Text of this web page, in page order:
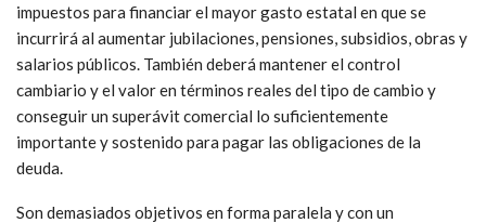
impuestos para financiar el mayor gasto estatal en que se
incurrirá al aumentar jubilaciones, pensiones, subsidios, obras y
salarios públicos. También deberá mantener el control
cambiario y el valor en términos reales del tipo de cambio y
conseguir un superávit comercial lo suficientemente
importante y sostenido para pagar las obligaciones de la
deuda.
Son demasiados objetivos en forma paralela y con un